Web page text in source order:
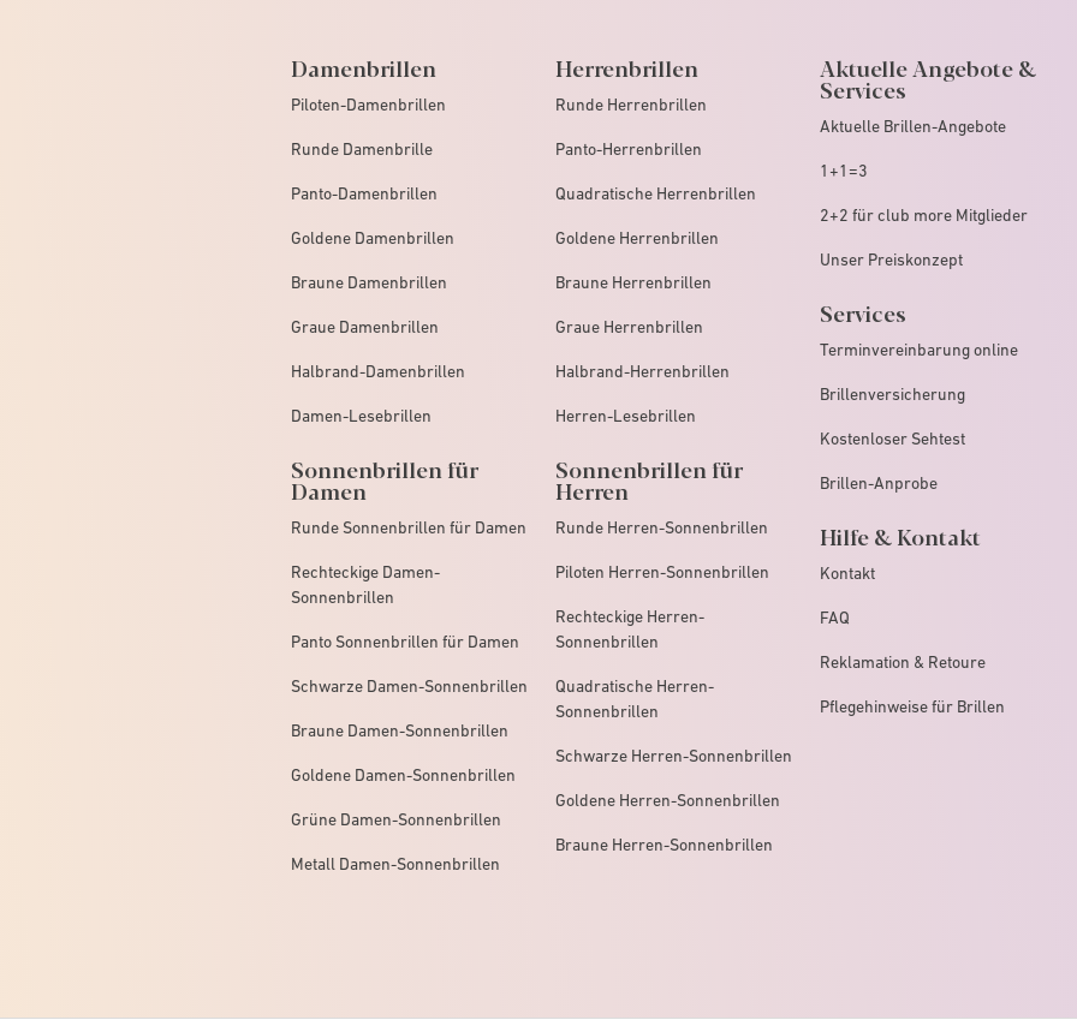
Damenbrillen
Piloten-Damenbrillen
Runde Damenbrille
Panto-Damenbrillen
Goldene Damenbrillen
Braune Damenbrillen
Graue Damenbrillen
Halbrand-Damenbrillen
Damen-Lesebrillen
Sonnenbrillen für
Damen
Runde Sonnenbrillen für Damen
Rechteckige Damen-
Sonnenbrillen
Panto Sonnenbrillen für Damen
Schwarze Damen-Sonnenbrillen
Braune Damen-Sonnenbrillen
Goldene Damen-Sonnenbrillen
Grüne Damen-Sonnenbrillen
Metall Damen-Sonnenbrillen
Herrenbrillen
Runde Herrenbrillen
Panto-Herrenbrillen
Quadratische Herrenbrillen
Goldene Herrenbrillen
Braune Herrenbrillen
Graue Herrenbrillen
Halbrand-Herrenbrillen
Herren-Lesebrillen
Sonnenbrillen für
Herren
Runde Herren-Sonnenbrillen
Piloten Herren-Sonnenbrillen
Rechteckige Herren-
Sonnenbrillen
Quadratische Herren-
Sonnenbrillen
Schwarze Herren-Sonnenbrillen
Goldene Herren-Sonnenbrillen
Braune Herren-Sonnenbrillen
Aktuelle Angebote &
Services
Aktuelle Brillen-Angebote
1+1=3
2+2 für club more Mitglieder
Unser Preiskonzept
Services
Terminvereinbarung online
Brillenversicherung
Kostenloser Sehtest
Brillen-Anprobe
Hilfe & Kontakt
Kontakt
FAQ
Reklamation & Retoure
Pflegehinweise für Brillen